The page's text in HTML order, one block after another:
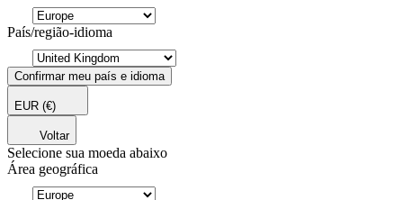
País/região-idioma
Confirmar meu país e idioma
EUR (€)
Voltar
Selecione sua moeda abaixo
Área geográfica